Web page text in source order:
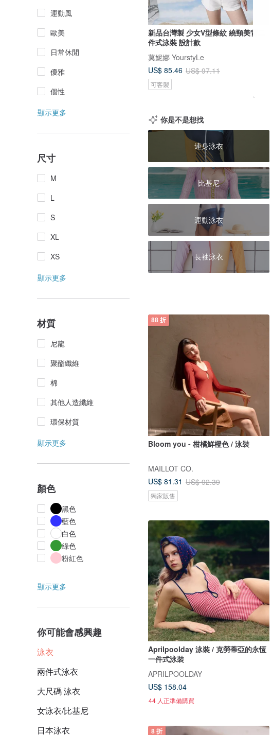
運動風
歐美
日常休閒
優雅
個性
顯示更多
尺寸
M
L
S
XL
XS
顯示更多
材質
尼龍
聚酯纖維
棉
其他人造纖維
環保材質
顯示更多
顏色
黑色
藍色
白色
綠色
粉紅色
顯示更多
你可能會感興趣
泳衣
兩件式泳衣
大尺碼 泳衣
女泳衣/比基尼
日本泳衣
新品台灣製 少女V型條紋 繞頸美背二
件式泳裝 設計款
莫妮娜 YourstyLe
US$ 85.46 US$ 97.11
可客製
你是不是想找
連身泳衣
比基尼
運動泳衣
長袖泳衣
88 折
Bloom you - 柑橘鮮橙色 / 泳裝
MAILLOT CO.
US$ 81.31 US$ 92.39
獨家販售
Aprilpoolday 泳裝 / 克勞蒂亞的永恆
一件式泳裝
APRILPOOLDAY
US$ 158.04
44 人正準備購買
8 折